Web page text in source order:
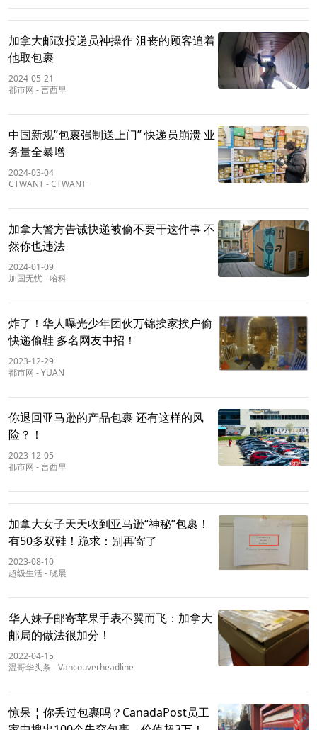
加拿大邮政投递员神操作 沮丧的顾客追着
他取包裹
2024-05-21
都市网 -言西早
中国新规”包裹强制送上门” 快递员崩溃 业
务量全暴增
2024-03-04
CTWANT-CTWANT
加拿大警方告诫快递被偷不要干这件事 不
然你也违法
2024-01-09
加国无忧-哈科
炸了！华人曝光少年团伙万锦挨家挨户偷
快递偷鞋 多名网友中招！
2023-12-29
都市网 -YUAN
你退回亚马逊的产品包裹 还有这样的风
险？！
2023-12-05
都市网 -言西早
加拿大女子天天收到亚马逊“神秘”包裹！
有50多双鞋！跪求：别再寄了
2023-08-10
超级生活-晓晨
华人妹子邮寄苹果手表不翼而飞：加拿大
邮局的做法很加分！
2022-04-15
温哥华头条 -Vancouverheadline
惊呆 ¦ 你丢过包裹吗？CanadaPost员工